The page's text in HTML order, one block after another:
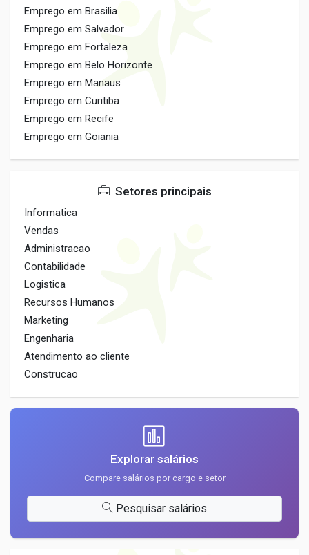
Emprego em Brasilia
Emprego em Salvador
Emprego em Fortaleza
Emprego em Belo Horizonte
Emprego em Manaus
Emprego em Curitiba
Emprego em Recife
Emprego em Goiania
Setores principais
Informatica
Vendas
Administracao
Contabilidade
Logistica
Recursos Humanos
Marketing
Engenharia
Atendimento ao cliente
Construcao
Explorar salários
Compare salários por cargo e setor
Pesquisar salários